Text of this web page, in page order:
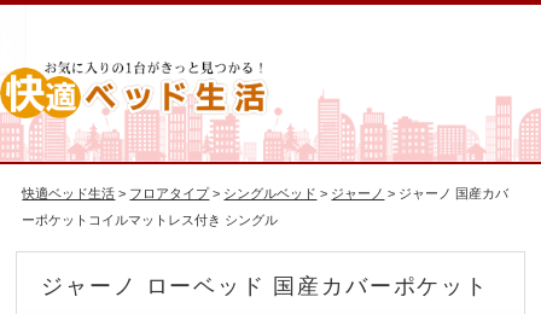
快適ベッド生活 > フロアタイプ > シングルベッド > ジャーノ > ジャーノ 国産カバ
ーポケットコイルマットレス付き シングル
ジャーノ ローベッド 国産カバーポケット